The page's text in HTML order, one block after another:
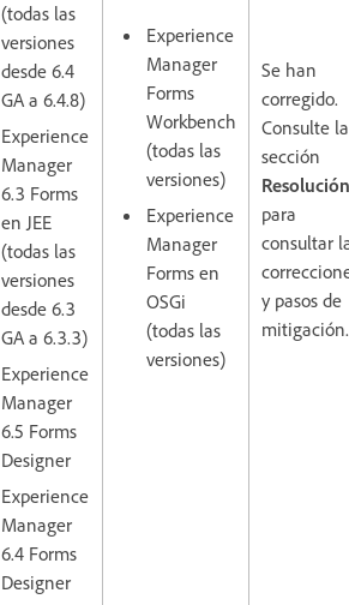
(todas las
versiones
desde 6.4
GA a 6.4.8)
Experience
Manager
6.3 Forms
en JEE
(todas las
versiones
desde 6.3
GA a 6.3.3)
Experience
Manager
6.5 Forms
Designer
Experience
Manager
6.4 Forms
Designer
Experience
Manager
Forms
Workbench
(todas las
versiones)
Experience
Manager
Forms en
OSGi
(todas las
versiones)
Se han
corregido.
Consulte la
sección
Resolución
para
consultar
y pasos de
mitigación.